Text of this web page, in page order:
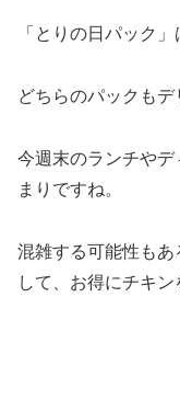
「とりの日パック
どちらのパックもデ
今週末のランチや
まりですね。
混雑する可能性もあ
して、お得にチキン